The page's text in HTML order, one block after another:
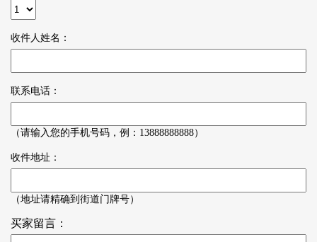
收件人姓名：
联系电话：
（请输入您的手机号码，例：13888888888）
收件地址：
（地址请精确到街道门牌号）
买家留言：